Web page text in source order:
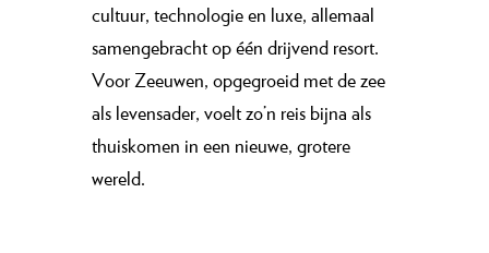
cultuur, technologie en luxe, allemaal
samengebracht op één drijvend resort.
Voor Zeeuwen, opgegroeid met de zee
als levensader, voelt zo’n reis bijna als
thuiskomen in een nieuwe, grotere
wereld.